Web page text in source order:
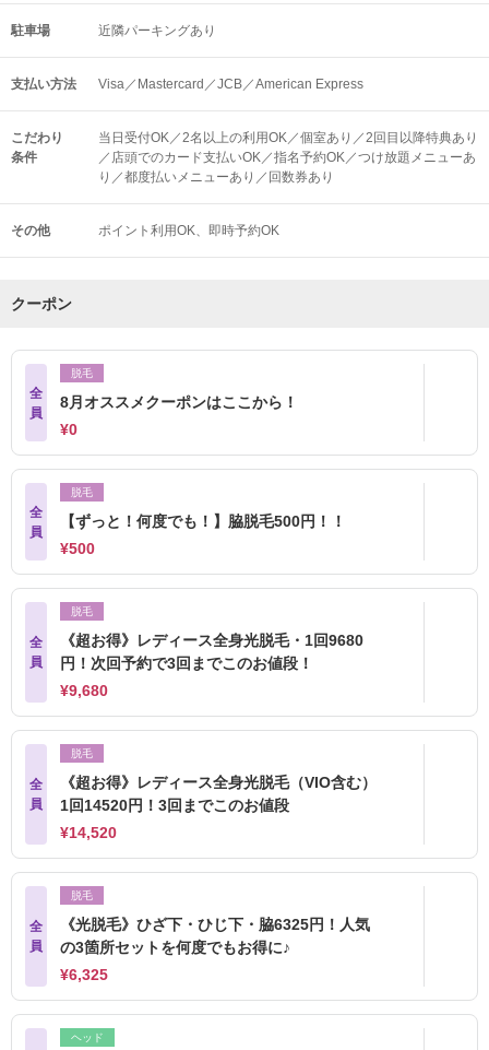
駐車場 近隣パーキングあり
支払い方法 Visa／Mastercard／JCB／American Express
こだわり
条件
当日受付OK／2名以上の利用OK／個室あり／2回目以降特典あり
／店頭でのカード支払いOK／指名予約OK／つけ放題メニューあ
り／都度払いメニューあり／回数券あり
その他 ポイント利用OK 即時予約OK
クーポン
全
員
脱毛
8月オススメクーポンはここから！
¥0
全
員
脱毛
【ずっと！何度でも！】脇脱毛500円！！
¥500
全
員
脱毛
《超お得》レディース全身光脱毛・1回9680
円！次回予約で3回までこのお値段！
¥9,680
全
員
脱毛
《超お得》レディース全身光脱毛（VIO含む）
1回14520円！3回までこのお値段
¥14,520
全
員
脱毛
《光脱毛》ひざ下・ひじ下・脇6325円！人気
の3箇所セットを何度でもお得に♪
¥6,325
ヘッド